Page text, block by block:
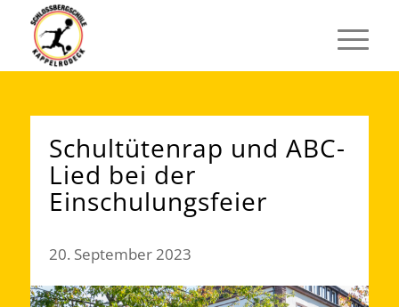
Schultütenrap und ABC-
Lied bei der
Einschulungsfeier
20. September 2023